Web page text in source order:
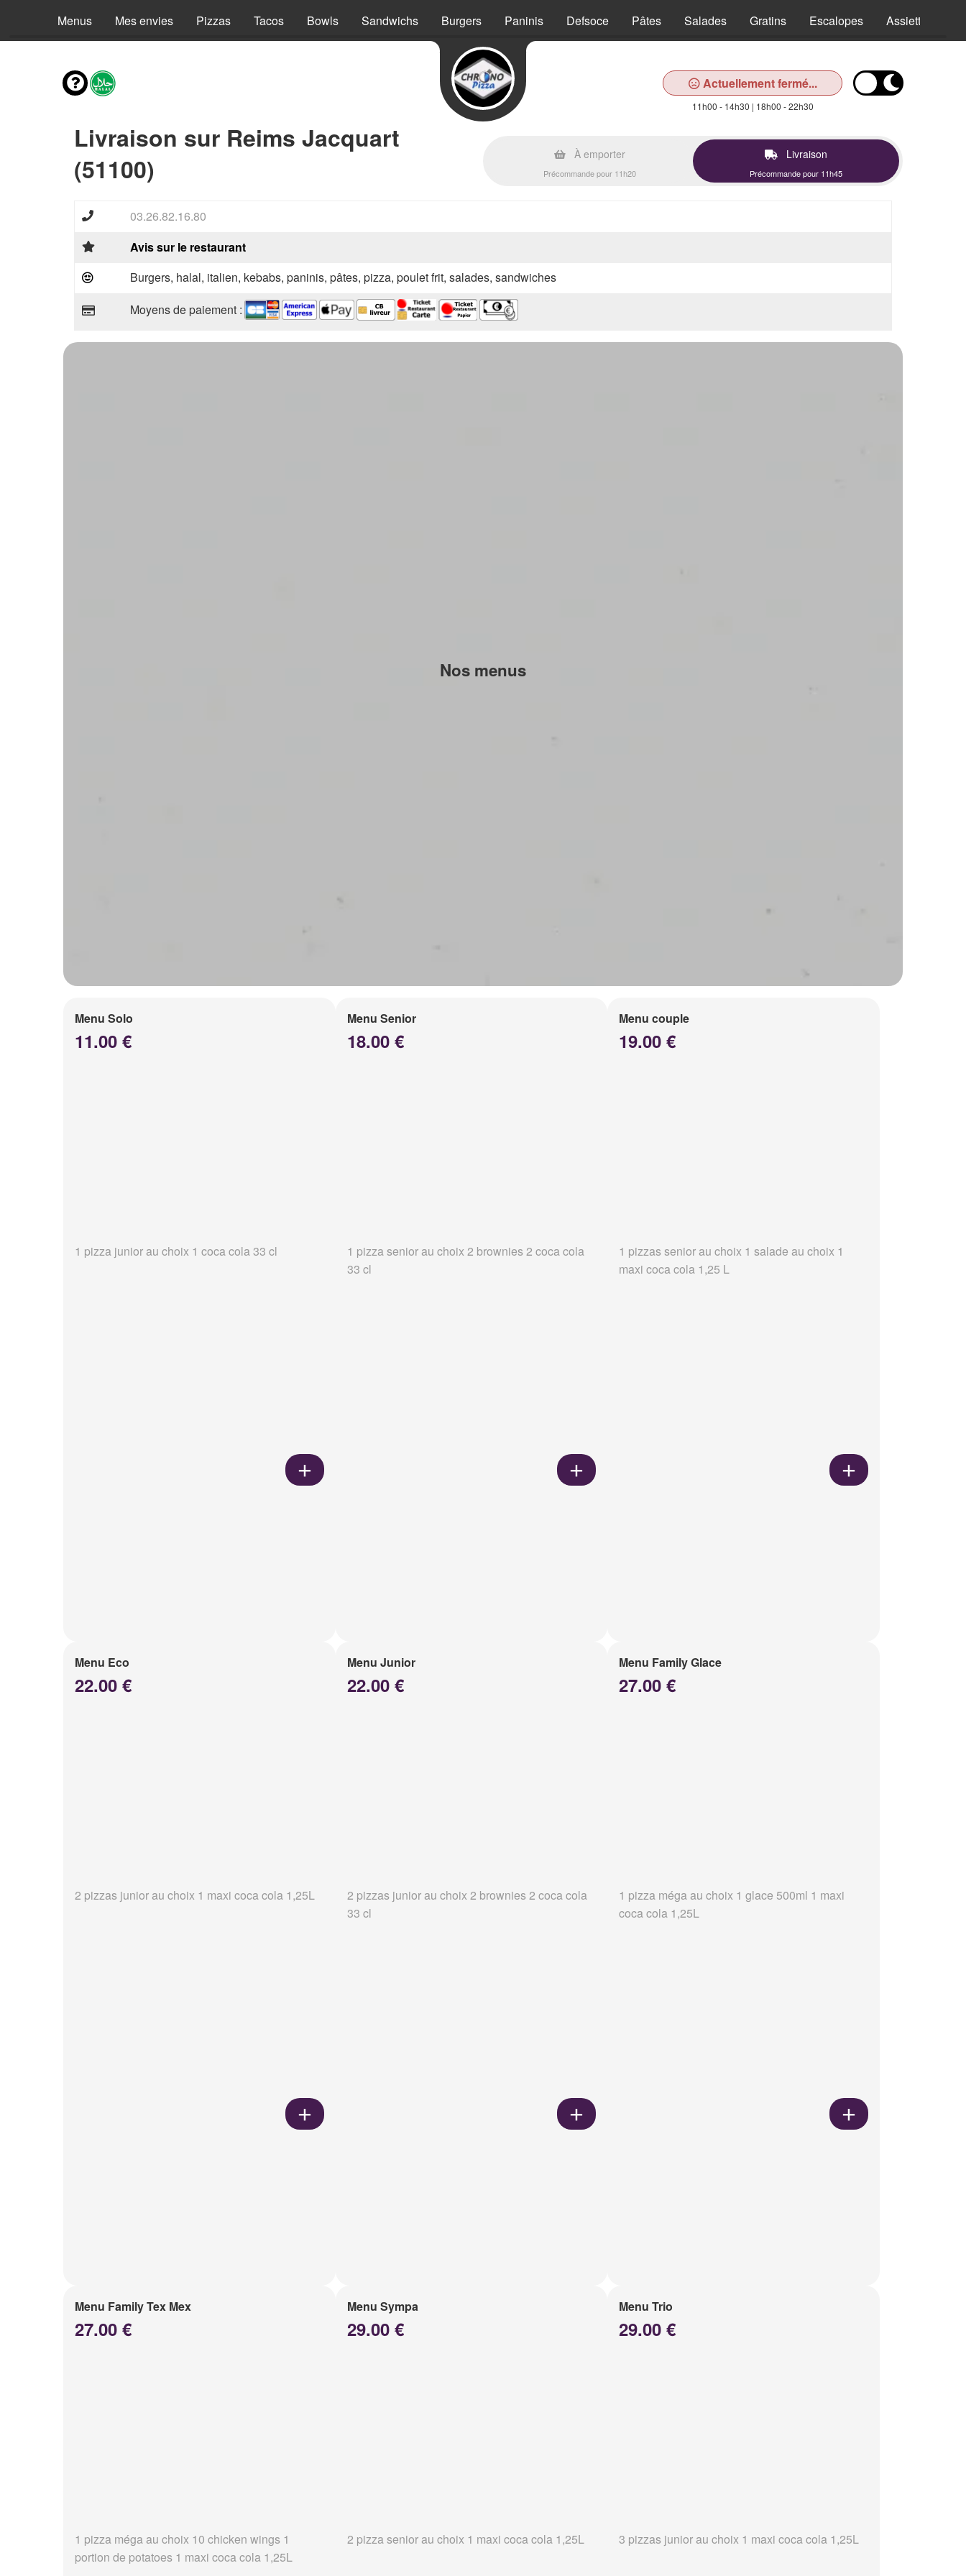
Menus Mes envies Pizzas Tacos Bowls Sandwichs Burgers Paninis Defsoce Pâtes Salades Gratins Escalopes Assiettes
Actuellement fermé...
11h00 - 14h30 | 18h00 - 22h30
Livraison sur Reims Jacquart
(51100)
À emporter
Précommande pour 11h20
Livraison
Précommande pour 11h45
03.26.82.16.80
Avis sur le restaurant
Burgers, halal, italien, kebabs, paninis, pâtes, pizza, poulet frit, salades, sandwiches
Moyens de paiement :
Nos menus
Menu Solo
11.00 €
1 pizza junior au choix 1 coca cola 33 cl
Menu Senior
18.00 €
1 pizza senior au choix 2 brownies 2 coca cola
33 cl
Menu couple
19.00 €
1 pizzas senior au choix 1 salade au choix 1
maxi coca cola 1,25 L
Menu Eco
22.00 €
2 pizzas junior au choix 1 maxi coca cola 1,25L
Menu Junior
22.00 €
2 pizzas junior au choix 2 brownies 2 coca cola
33 cl
Menu Family Glace
27.00 €
1 pizza méga au choix 1 glace 500ml 1 maxi
coca cola 1,25L
Menu Family Tex Mex
27.00 €
1 pizza méga au choix 10 chicken wings 1
portion de potatoes 1 maxi coca cola 1,25L
Menu Sympa
29.00 €
2 pizza senior au choix 1 maxi coca cola 1,25L
Menu Trio
29.00 €
3 pizzas junior au choix 1 maxi coca cola 1,25L